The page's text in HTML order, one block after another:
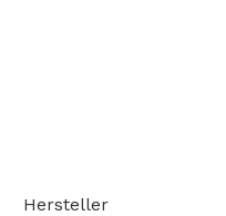
Hersteller